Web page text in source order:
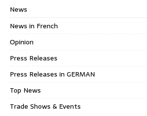
News
News in French
Opinion
Press Releases
Press Releases in GERMAN
Top News
Trade Shows & Events